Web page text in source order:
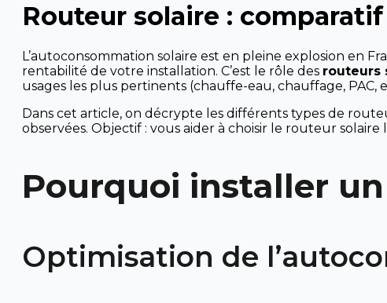
Routeur solaire :
L’autoconsommation solaire est en pleine explosion en
rentabilité de votre installation. C’est le rôle des routeurs
usages les plus pertinents (chauffe-eau, chauffage, PAC,
Dans cet article, on décrypte les différents types de
observées. Objectif : vous aider à choisir le routeur
Pourquoi installer
Optimisation de